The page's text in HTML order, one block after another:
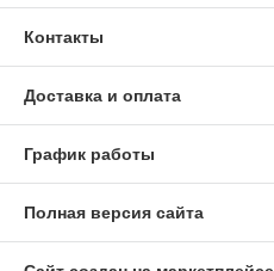
Контакты
Доставка и оплата
График работы
Полная версия сайта